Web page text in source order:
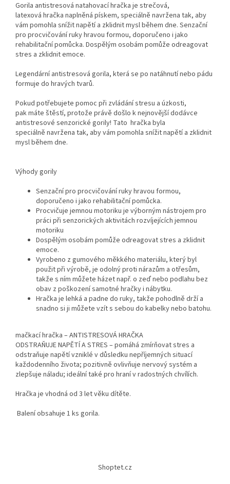
Gorila antistresová natahovací hračka je strečová,
latexová hračka naplněná pískem, speciálně navržena tak, aby
vám pomohla snížit napětí a zklidnit mysl během dne. Senzační
pro procvičování ruky hravou formou, doporučeno i jako
rehabilitační pomůcka. Dospělým osobám pomůže odreagovat
stres a zklidnit emoce.
Legendární antistresová gorila, která se po natáhnutí nebo pádu
formuje do hravých tvarů.
Pokud potřebujete pomoc při zvládání stresu a úzkosti,
pak máte štěstí, protože právě došlo k nejnovější dodávce
antistresové senzorické gorily! Tato hračka byla
speciálně navržena tak, aby vám pomohla snížit napětí a zklidnit
mysl během dne.
Výhody gorily
Senzační pro procvičování ruky hravou formou,
doporučeno i jako rehabilitační pomůcka.
Procvičuje jemnou motoriku je výborným nástrojem pro
práci při senzorických aktivitách rozvíjejících jemnou
motoriku
Dospělým osobám pomůže odreagovat stres a zklidnit
emoce.
Vyrobeno z gumového měkkého materiálu, který byl
použit při výrobě, je odolný proti nárazům a otřesům,
takže s ním můžete házet např. o zeď nebo podlahu bez
obav z poškození samotné hračky i nábytku.
Hračka je lehká a padne do ruky, takže pohodlně drží a
snadno si ji můžete vzít s sebou do kabelky nebo batohu.
mačkací hračka – ANTISTRESOVÁ HRAČKA
ODSTRAŇUJE NAPĚTÍ A STRES – pomáhá zmírňovat stres a
odstraňuje napětí vzniklé v důsledku nepříjemných situací
každodenního života; pozitivně ovlivňuje nervový systém a
zlepšuje náladu; ideální také pro hraní v radostných chvílích.
Hračka je vhodná od 3 let věku dítěte.
Balení obsahuje 1 ks gorila.
Shoptet.cz